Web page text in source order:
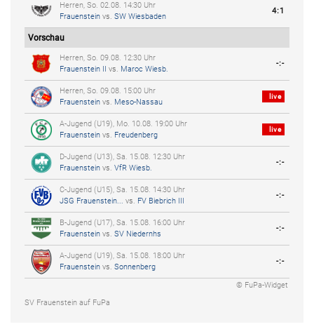
Herren, So. 02.08. 14:30 Uhr
Frauenstein vs. SW Wiesbaden
4:1
Vorschau
Herren, So. 09.08. 12:30 Uhr
Frauenstein II
vs. Maroc Wiesb.
-:-
Herren, So. 09.08. 15:00 Uhr
Frauenstein vs. Meso-Nassau
live
A-Jugend (U19), Mo. 10.08. 19:00 Uhr
Frauenstein vs. Freudenberg
live
D-Jugend (U13), Sa. 15.08. 12:30 Uhr
Frauenstein vs. VfR Wiesb.
-:-
C-Jugend (U15), Sa. 15.08. 14:30 Uhr
JSG Frauenstein... vs. FV Biebrich III
-:-
B-Jugend (U17), Sa. 15.08. 16:00 Uhr
Frauenstein vs. SV Niedernhs
-:-
A-Jugend (U19), Sa. 15.08. 18:00 Uhr
Frauenstein vs. Sonnenberg
-:-
© FuPa-Widget
SV Frauenstein auf FuPa